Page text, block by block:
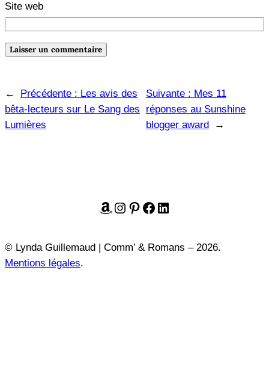
Site web
← Précédente : Les avis des
bêta-lecteurs sur Le Sang des
Lumières
Suivante : Mes 11
réponses au Sunshine
blogger award
→
Amazon
Instagram
Pinterest
Facebook
LinkedIn
© Lynda Guillemaud | Comm’ & Romans – 2026.
Mentions légales.